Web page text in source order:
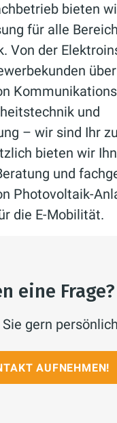
bieten
für alle
Von der
und
– wir sind Ihr
bieten wir
und
Photovoltaik-
die E-Mobilität.
eine Frage?
gern
AUFNEHMEN!